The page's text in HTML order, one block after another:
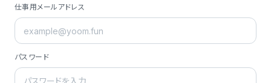
仕事用メールアドレス
パスワード